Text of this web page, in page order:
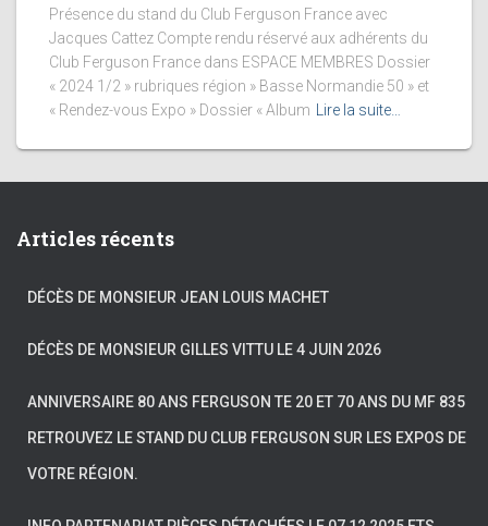
Présence du stand du Club Ferguson France avec
Jacques Cattez Compte rendu réservé aux adhérents du
Club Ferguson France dans ESPACE MEMBRES Dossier
« 2024 1/2 » rubriques région » Basse Normandie 50 » et
« Rendez-vous Expo » Dossier « Album
Lire la suite…
Articles récents
DÉCÈS DE MONSIEUR JEAN LOUIS MACHET
DÉCÈS DE MONSIEUR GILLES VITTU LE 4 JUIN 2026
ANNIVERSAIRE 80 ANS FERGUSON TE 20 ET 70 ANS DU MF 835
RETROUVEZ LE STAND DU CLUB FERGUSON SUR LES EXPOS DE
VOTRE RÉGION.